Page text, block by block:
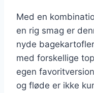
Med en
en rig smag er
nyde
med forskellige
egen
og fløde er ikke